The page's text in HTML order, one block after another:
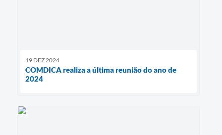
19 DEZ 2024
COMDICA realiza a última reunião do ano de
2024